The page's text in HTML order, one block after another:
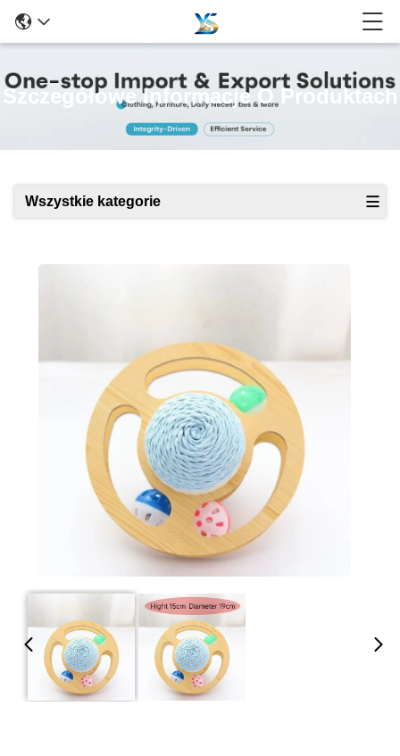
Szczegółowe Informacje O Produktach
Wszystkie kategorie